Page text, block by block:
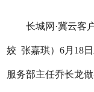
长城网·冀云客户
姣 张嘉琪）6月18
服务部主任乔长龙